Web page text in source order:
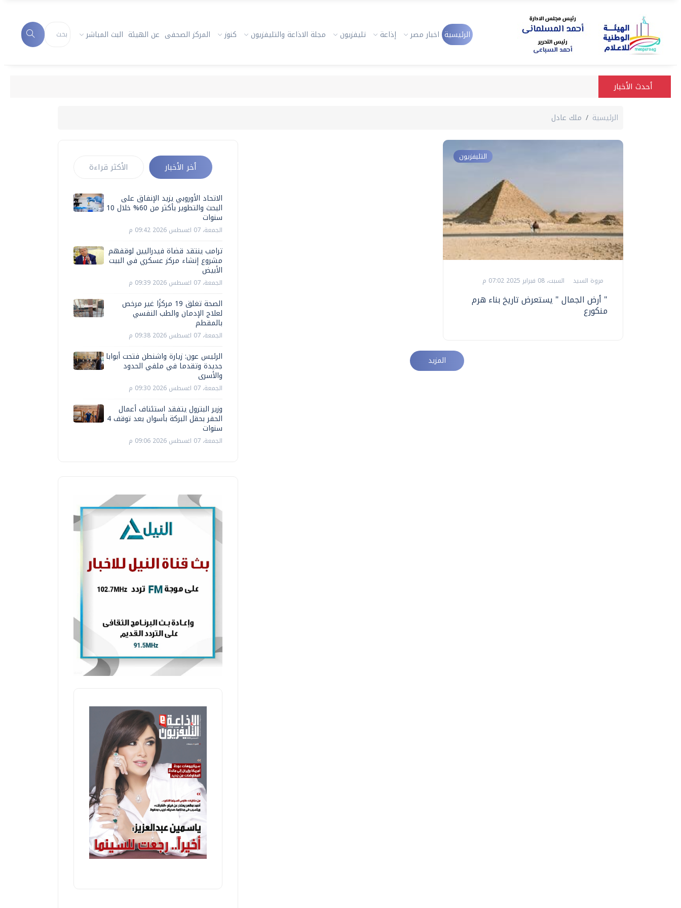
الرئيسية اخبار مصر إذاعة تليفزيون مجلة الاذاعة والتليفزيون كنوز المركز الصحفى عن الهيئة البث المباشر
أحدث الأخبار
الرئيسية ملك عادل
التليفزيون
مروة السيد السبت، 08 فبراير 2025 07:02 م
" أرض الجمال " يستعرض تاريخ بناء هرم
منكورع
المزيد
أخر الأخبار الأكثر قراءة
الاتحاد الأوروبي يزيد الإنفاق على
البحث والتطوير بأكثر من 60% خلال 10
سنوات
الجمعة، 07 اغسطس 2026 09:42 م
ترامب ينتقد قضاة فيدراليين لوقفهم
مشروع إنشاء مركز عسكري في البيت
الأبيض
الجمعة، 07 اغسطس 2026 09:39 م
الصحة تغلق 19 مركزًا غير مرخص
لعلاج الإدمان والطب النفسي
بالمقطم
الجمعة، 07 اغسطس 2026 09:38 م
الرئيس عون: زيارة واشنطن فتحت أبوابا
جديدة وتقدما في ملفي الحدود
والأسرى
الجمعة، 07 اغسطس 2026 09:30 م
وزير البترول يتفقد استئناف أعمال
الحفر بحقل البركة بأسوان بعد توقف 4
سنوات
الجمعة، 07 اغسطس 2026 09:06 م